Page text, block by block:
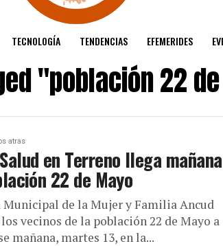
TECNOLOGÍA TENDENCIAS EFEMERIDES
"población 22
atras
en Terreno llega mañana
22 de Mayo
Municipal de la Mujer y Familia Ancud
vecinos de la población 22 de Mayo a
mañana, martes 13, en la...